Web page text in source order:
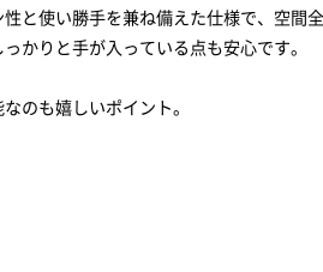
と使い勝手を兼ね備えた仕様で、空間
かりと手が入っている点も安心です。
のも嬉しいポイント。